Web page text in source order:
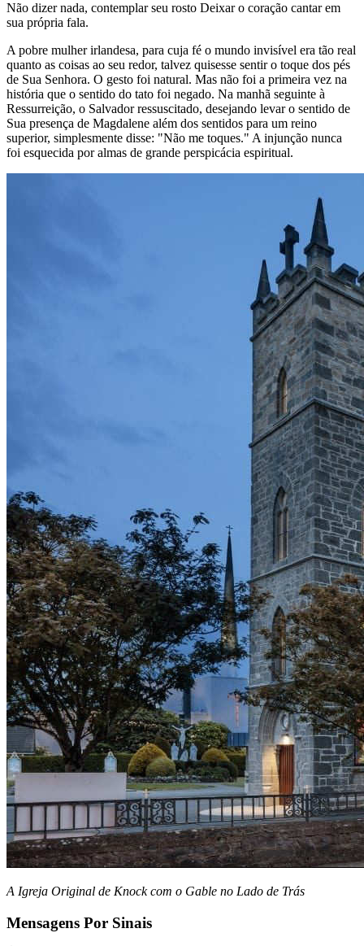
Não dizer nada, contemplar seu rosto Deixar o coração cantar em
sua própria fala.
A pobre mulher irlandesa, para cuja fé o mundo invisível era tão real
quanto as coisas ao seu redor, talvez quisesse sentir o toque dos pés
de Sua Senhora. O gesto foi natural. Mas não foi a primeira vez na
história que o sentido do tato foi negado. Na manhã seguinte à
Ressurreição, o Salvador ressuscitado, desejando levar o sentido de
Sua presença de Magdalene além dos sentidos para um reino
superior, simplesmente disse: "Não me toques." A injunção nunca
foi esquecida por almas de grande perspicácia espiritual.
A Igreja Original de Knock com o Gable no Lado de Trás
Mensagens Por Sinais